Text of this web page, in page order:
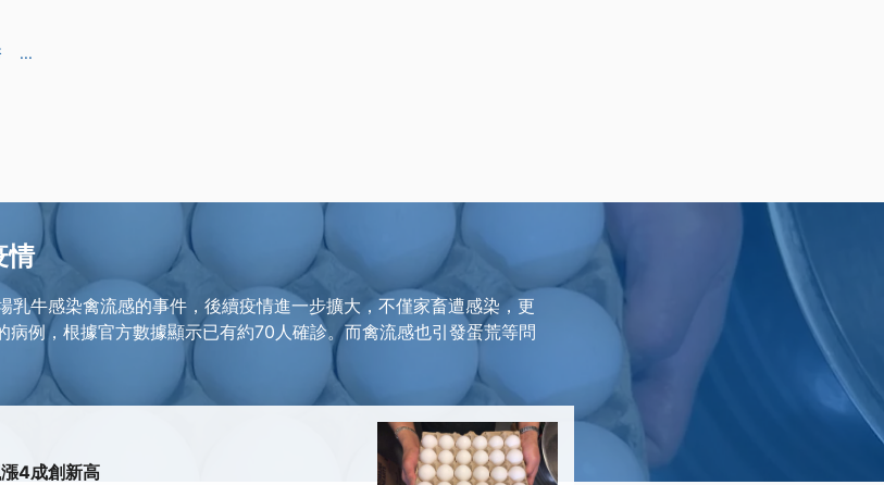
...
情
乳牛感染禽流感的事件，後續疫情進一步擴大，不僅家畜遭感染，更
病例，根據官方數據顯示已有約70人確診。而禽流感也引發蛋荒等問
4成創新高